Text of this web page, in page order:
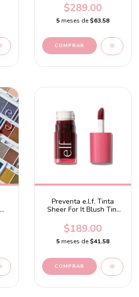
$289.00
5 meses de$63.58
Preventa e.l.f. Tinta
Sheer For It Blush Tint
$189.00
5 meses de$41.58